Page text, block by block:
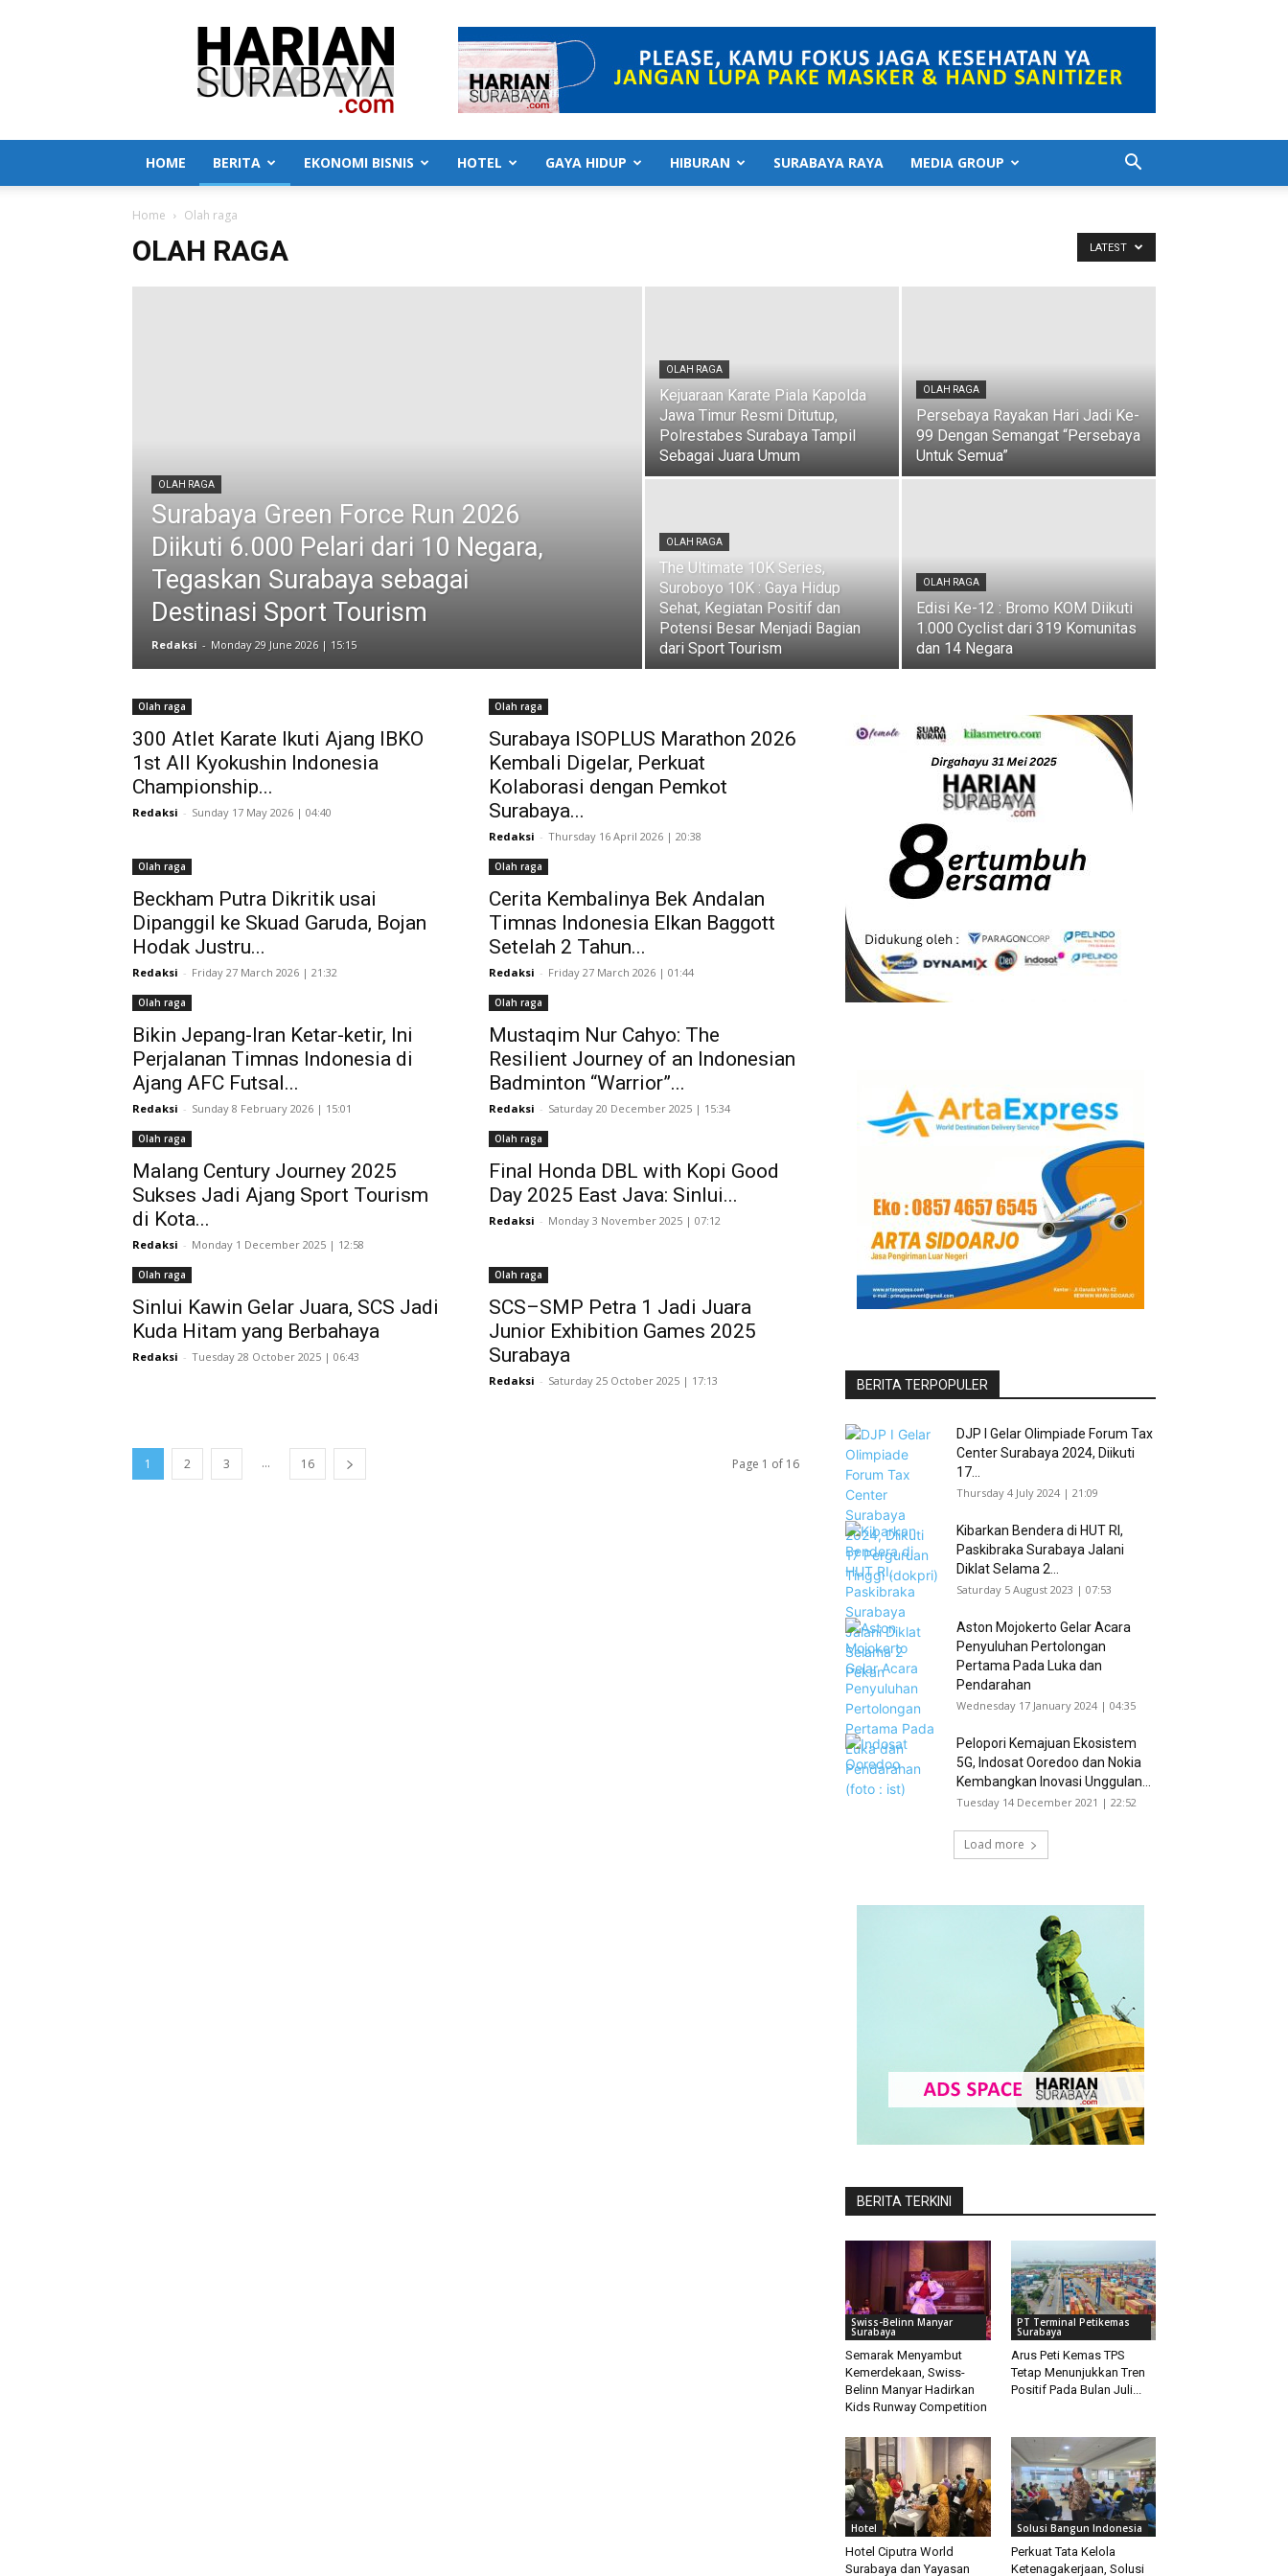
Harian
Surabaya
HOME BERITA EKONOMI BISNIS HOTEL GAYA HIDUP HIBURAN SURABAYA RAYA MEDIA GROUP
Home Olah raga
OLAH RAGA LATEST
OLAH RAGA
Surabaya Green Force Run 2026
Diikuti 6.000 Pelari dari 10 Negara,
Tegaskan Surabaya sebagai
Destinasi Sport Tourism
Redaksi - Monday 29 June 2026 | 15:15
OLAH RAGA
Kejuaraan Karate Piala Kapolda
Jawa Timur Resmi Ditutup,
Polrestabes Surabaya Tampil
Sebagai Juara Umum
OLAH RAGA
Persebaya Rayakan Hari Jadi Ke-
99 Dengan Semangat “Persebaya
Untuk Semua”
OLAH RAGA
The Ultimate 10K Series,
Suroboyo 10K : Gaya Hidup
Sehat, Kegiatan Positif dan
Potensi Besar Menjadi Bagian
dari Sport Tourism
OLAH RAGA
Edisi Ke-12 : Bromo KOM Diikuti
1.000 Cyclist dari 319 Komunitas
dan 14 Negara
Olah raga
300 Atlet Karate Ikuti Ajang IBKO
1st All Kyokushin Indonesia
Championship...
Redaksi - Sunday 17 May 2026 | 04:40
Olah raga
Surabaya ISOPLUS Marathon 2026
Kembali Digelar, Perkuat
Kolaborasi dengan Pemkot
Surabaya...
Redaksi - Thursday 16 April 2026 | 20:38
Olah raga
Beckham Putra Dikritik usai
Dipanggil ke Skuad Garuda, Bojan
Hodak Justru...
Redaksi - Friday 27 March 2026 | 21:32
Olah raga
Cerita Kembalinya Bek Andalan
Timnas Indonesia Elkan Baggott
Setelah 2 Tahun...
Redaksi - Friday 27 March 2026 | 01:44
Olah raga
Bikin Jepang-Iran Ketar-ketir, Ini
Perjalanan Timnas Indonesia di
Ajang AFC Futsal...
Redaksi - Sunday 8 February 2026 | 15:01
Olah raga
Mustaqim Nur Cahyo: The
Resilient Journey of an Indonesian
Badminton “Warrior”...
Redaksi - Saturday 20 December 2025 | 15:34
Olah raga
Malang Century Journey 2025
Sukses Jadi Ajang Sport Tourism
di Kota...
Redaksi - Monday 1 December 2025 | 12:58
Olah raga
Final Honda DBL with Kopi Good
Day 2025 East Java: Sinlui...
Redaksi - Monday 3 November 2025 | 07:12
Olah raga
Sinlui Kawin Gelar Juara, SCS Jadi
Kuda Hitam yang Berbahaya
Redaksi - Tuesday 28 October 2025 | 06:43
Olah raga
SCS–SMP Petra 1 Jadi Juara
Junior Exhibition Games 2025
Surabaya
Redaksi - Saturday 25 October 2025 | 17:13
1 2 3 ... 16 Page 1 of 16
BERITA TERPOPULER
DJP I Gelar Olimpiade Forum Tax
Center Surabaya 2024, Diikuti
17...
Thursday 4 July 2024 | 21:09
Kibarkan Bendera di HUT RI,
Paskibraka Surabaya Jalani
Diklat Selama 2...
Saturday 5 August 2023 | 07:53
Aston Mojokerto Gelar Acara
Penyuluhan Pertolongan
Pertama Pada Luka dan
Pendarahan
Wednesday 17 January 2024 | 04:35
Pelopori Kemajuan Ekosistem
5G, Indosat Ooredoo dan Nokia
Kembangkan Inovasi Unggulan...
Tuesday 14 December 2021 | 22:52
Load more
BERITA TERKINI
Swiss-Belinn Manyar
Surabaya
Semarak Menyambut
Kemerdekaan, Swiss-
Belinn Manyar Hadirkan
Kids Runway Competition
PT Terminal Petikemas
Surabaya
Arus Peti Kemas TPS
Tetap Menunjukkan Tren
Positif Pada Bulan Juli...
Hotel
Hotel Ciputra World
Surabaya dan Yayasan
Solusi Bangun Indonesia
Perkuat Tata Kelola
Ketenagakerjaan, Solusi